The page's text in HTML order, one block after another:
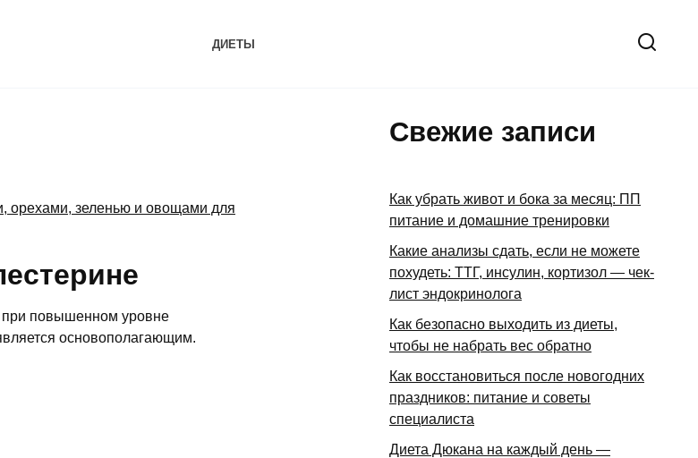
ДИЕТЫ
при повышенном уровне
основополагающим.
Свежие записи
Как убрать живот и бока за месяц: ПП
питание и домашние тренировки
Какие анализы сдать, если не можете
похудеть: ТТГ, инсулин, кортизол — чек-
лист эндокринолога
Как безопасно выходить из диеты,
чтобы не набрать вес обратно
Как восстановиться после новогодних
праздников: питание и советы
специалиста
Диета Дюкана на каждый день —